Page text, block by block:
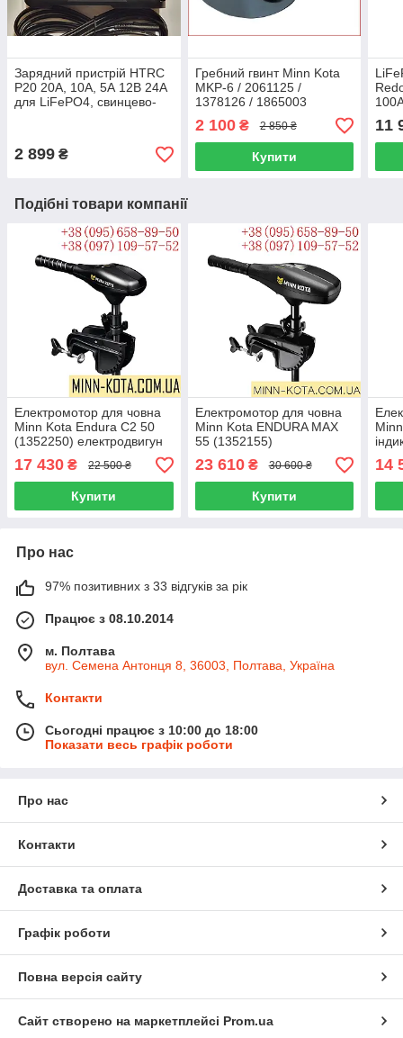
Зарядний пристрій HTRC
P20 20А, 10А, 5А 12В 24А
для LiFePO4, свинцево-
2 899 ₴
Гребний гвинт Minn Kota
MKP-6 / 2061125 /
1378126 / 1865003
2 100₴ 2 850 ₴
Купити
100А
11
Подібні товари компанії
Електромотор для човна
Minn Kota Endura C2 50
(1352250) електродвигун
17 430 ₴ 22 500 ₴
Купити
Електромотор для човна
Minn Kota ENDURA MAX
55 (1352155)
електродвигун для човна
23 610₴ 30 600 ₴
Купити
14
Про нас
97% позитивних з 33 відгуків за рік
Працює з 08.10.2014
м. Полтава
вул. Семена Антонця 8, 36003, Полтава, Україна
Контакти
Сьогодні працює з 10:00 до 18:00
Показати весь графік роботи
Про нас
Контакти
Доставка та оплата
Графік роботи
Повна версія сайту
Сайт створено на маркетплейсі Prom.ua